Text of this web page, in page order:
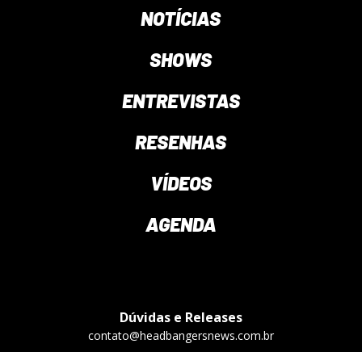
NOTÍCIAS
SHOWS
ENTREVISTAS
RESENHAS
VÍDEOS
AGENDA
Dúvidas e Releases
contato@headbangersnews.com.br